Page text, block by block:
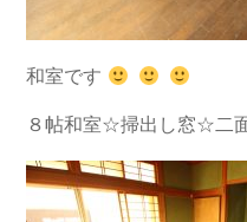
和室です
８帖和室☆掃出し窓☆二